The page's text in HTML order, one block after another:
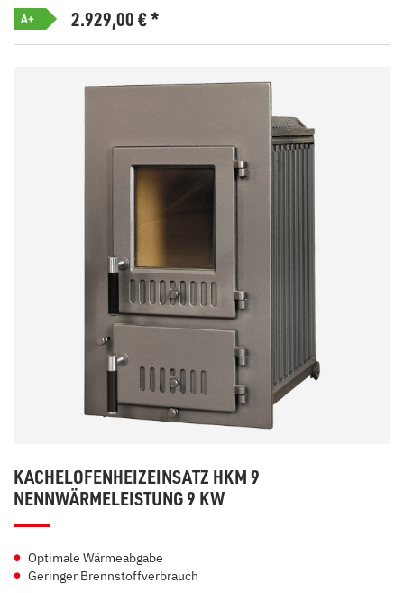
A+ 2.929,00€*
KACHELOFENHEIZEINSATZ HKM 9
NENNWÄRMELEISTUNG 9 KW
Optimale Wärmeabgabe
Geringer Brennstoffverbrauch